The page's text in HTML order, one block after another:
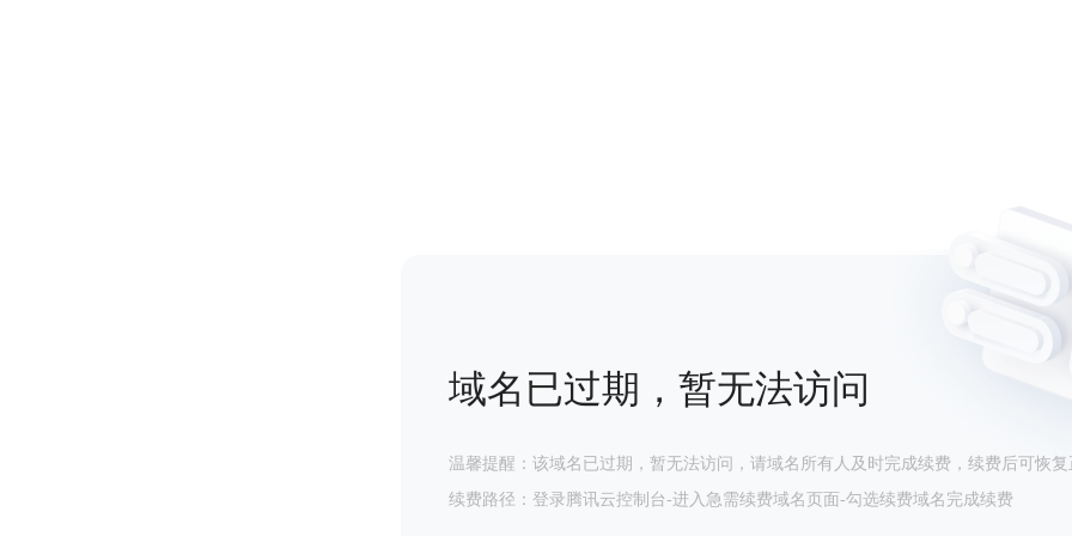
域名已过期，暂无法访问
温馨提醒：该域名已过期，暂无法访问，请域名所有人及时完成续费，续费后可恢复
续费路径：登录腾讯云控制台-进入急需续费域名页面-勾选续费域名完成续费